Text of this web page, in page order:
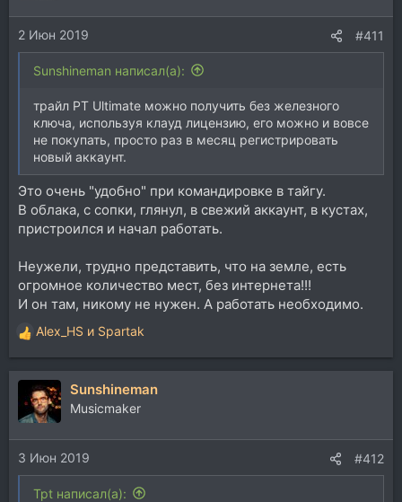
2 Июн 2019 #411
Sunshineman написал(а):
трайл PT Ultimate можно получить без железного
ключа, используя клауд лицензию, его можно и вовсе
не покупать, просто раз в месяц регистрировать
новый аккаунт.
Это очень "удобно" при командировке в тайгу.
В облака, с сопки, глянул, в свежий аккаунт, в кустах,
пристроился и начал работать.
Неужели, трудно представить, что на земле, есть
огромное количество мест, без интернета!!!
И он там, никому не нужен. А работать необходимо.
Р
е
а
ц
и
и
:
Alex_HS и Spartak
Sunshineman
Musicmaker
3 Июн 2019 #412
Tpt написал(а):